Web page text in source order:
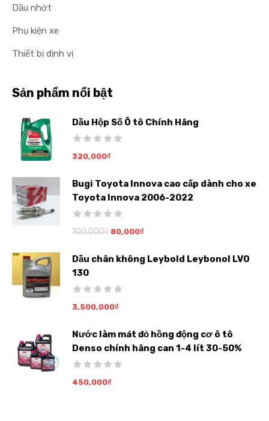
Dầu nhớt
Phụ kiện xe
Thiết bị định vị
Sản phẩm nổi bật
Dầu Hộp Số Ô tô Chính Hãng
320,000₫
Bugi Toyota Innova cao cấp dành cho xe
Toyota Innova 2006-2022
100,000₫ 80,000₫
Dầu chân không Leybold Leybonol LVO
130
3,500,000₫
Nước làm mát đỏ hồng động cơ ô tô
Denso chính hãng can 1-4 lít 30-50%
450,000₫